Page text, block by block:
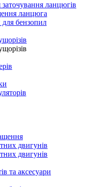
ланцюгів
ланцюга
для бензопил
двигунів
двигунів
та аксесуари